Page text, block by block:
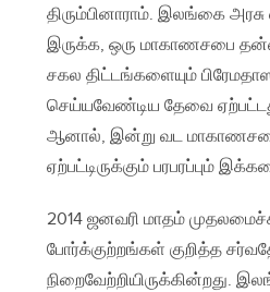
திரும்பினாராம். இலங்கை
இருக்க, ஒரு மாகாணசபை
சகல திட்டங்களையும்
செய்யவேண்டிய தேவை
ஆனால், இன்று வட
ஏற்பட்டிருக்கும் பரபரப்பும்
2014 ஜனவரி மாதம்
போர்க்குற்றங்கள் குறித்த
நிறைவேற்றியிருக்கின்றது.